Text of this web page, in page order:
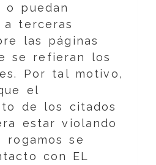
o puedan
a terceras
las páginas
se refieran los
Por tal motivo,
el
de los citados
estar violando
rogamos se
con EL